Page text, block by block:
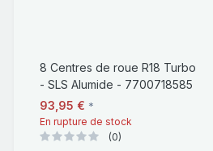
8 Centres de roue R18 Turbo
- SLS Alumide - 7700718585
93,95 € *
En rupture de stock
(0)